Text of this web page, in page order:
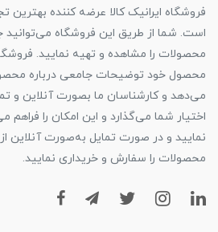
فروشگاه ایرانیک کالا عرضه کننده بهترین
است. شما از طریق این فروشگاه می‌توانید
محصولات را مشاهده و تهیه نمایید.
محصول خود توضیحات جامعی درباره
می‌دهد و کارشناسان ما بصورت آنلاین و
اختیار شما می‌گذارد و این امکان را فراهم
نمایید و در صورت تمایل به‌صورت آنلاین
محصولات را سفارش و خریداری نمایید.